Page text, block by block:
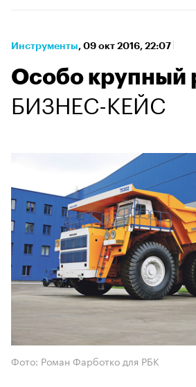
Инструменты⁠, 09 окт 2016, 22:07
Особо крупный
БИЗНЕС-КЕЙС
Фото: Роман Фарботко для РБК